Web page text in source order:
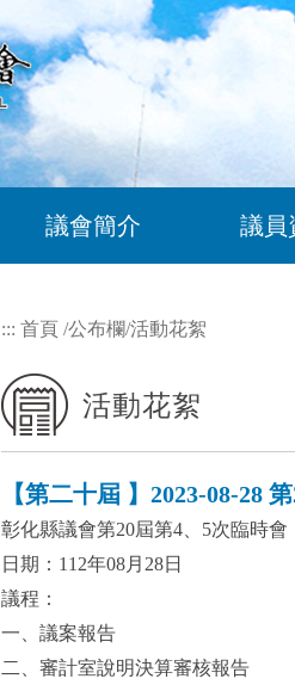
議會簡介 議員
::: 首頁 /公布欄/活動花絮
活動花絮
【第二十屆 】2023-08-28
彰化縣議會第20屆第4、5次臨時會
日期：112年08月28日
議程：
一、議案報告
二、審計室說明決算審核報告